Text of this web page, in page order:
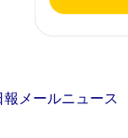
メールニュース